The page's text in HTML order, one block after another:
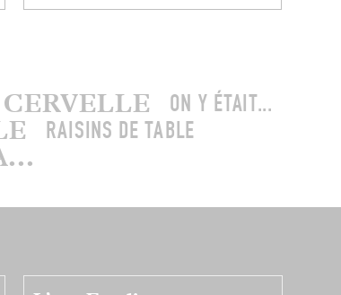
CERVELLE ON Y ÉTAIT...
RAISINS DE TABLE